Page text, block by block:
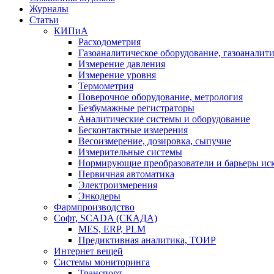
Журналы
Статьи
КИПиА
Расходометрия
Газоаналитическое оборудование,
Измерение давления
Измерение уровня
Термометрия
Поверочное оборудование, метрология
Безбумажные регистраторы
Аналитические системы и оборудование
Бесконтактные измерения
Весоизмерение, дозировка, сыпучие
Измерительные системы
Нормирующие преобразователи и барьеры
Первичная автоматика
Электроизмерения
Энкодеры
Фармпроизводство
Софт, SCADA (СКАДА)
MES, ERP, PLM
Предиктивная аналитика, ТОИР
Интернет вещей
Системы мониторинга